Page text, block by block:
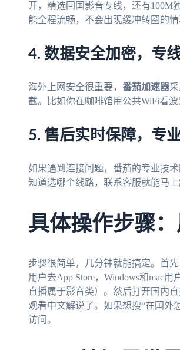
开，精选回国影音专线，还有100M
能全程流畅，不会出现缓冲转圈的情
4. 数据安全加密，专
海外上网安全很重要， 番茄加速器
截。比如你在咖啡馆用公共WiFi看
5. 售后实时保障，专
如果遇到连接问题，番茄的专业技
知道选哪个线路，联系客服就能马
具体操作步骤
步骤很简单，几分钟就能搞定。首
用户去App Store，Windows和mac
直播属于影音类）。然后打开国内
观看中文解说了。如果想搜“在国外
访问。